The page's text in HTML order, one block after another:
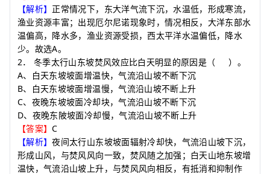
【解析】 正常情况下，东大洋气流下沉，水温低，形成寒流，
渔业资源丰富；出现厄尔尼诺现象时，情况相反，大洋东部水
温偏高，降水多，渔业资源受损，西太平洋水温偏低，降水
少。故选A。
2． 冬季太行山东坡焚风效应比白天明显的原因是 （ ） 。
A、白天东坡坡面增温快，气流沿山坡不断下沉
B、白天东坡坡面增温慢，气流沿山坡不断上升
C、夜晚东坡坡面冷却块，气流沿山坡不断下沉
D、夜晚东陂坡面冷却慢，气流沿山坡不断上升
【答案】C
【解析】夜间太行山东坡坡面辐射冷却快，气流沿山坡下沉，
形成山风，与焚风风向一致，焚风随之加强；白天山地东坡增
温快，气流沿山坡上升，与焚风风向相反，有抵消和抑制作